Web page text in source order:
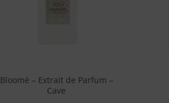
Bloomè – Extrait de Parfum –
Cave